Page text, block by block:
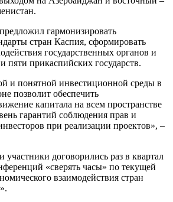
гармонизировать
стран Каспия, сформировать
государственных органов и
пяти прикаспийских государств.
и понятной инвестиционной среды в
позволит обеспечить
капитала на всем пространстве
гарантий соблюдения прав и
при реализации проектов», –
участники договорились раз в квартал
«сверять часы» по текущей
взаимодействия стран